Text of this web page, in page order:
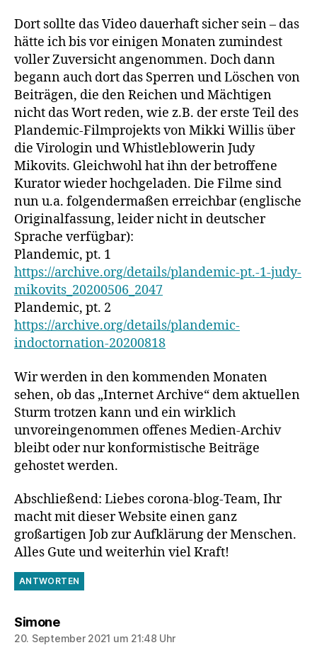
Dort sollte das Video dauerhaft sicher sein – das
hätte ich bis vor einigen Monaten zumindest
voller Zuversicht angenommen. Doch dann
begann auch dort das Sperren und Löschen von
Beiträgen, die den Reichen und Mächtigen
nicht das Wort reden, wie z.B. der erste Teil des
Plandemic-Filmprojekts von Mikki Willis über
die Virologin und Whistleblowerin Judy
Mikovits. Gleichwohl hat ihn der betroffene
Kurator wieder hochgeladen. Die Filme sind
nun u.a. folgendermaßen erreichbar (englische
Originalfassung, leider nicht in deutscher
Sprache verfügbar):
Plandemic, pt. 1
https://archive.org/details/plandemic-pt.-1-judy-
mikovits_20200506_2047
Plandemic, pt. 2
https://archive.org/details/plandemic-
indoctornation-20200818
Wir werden in den kommenden Monaten
sehen, ob das „Internet Archive“ dem aktuellen
Sturm trotzen kann und ein wirklich
unvoreingenommen offenes Medien-Archiv
bleibt oder nur konformistische Beiträge
gehostet werden.
Abschließend: Liebes corona-blog-Team, Ihr
macht mit dieser Website einen ganz
großartigen Job zur Aufklärung der Menschen.
Alles Gute und weiterhin viel Kraft!
ANTWORTEN
Simonesagt:
20. September 2021 um 21:48 Uhr